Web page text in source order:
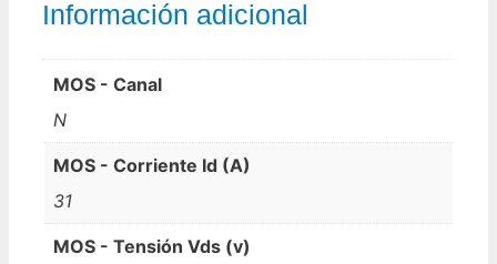
Información adicional
MOS - Canal
N
MOS - Corriente Id (A)
31
MOS - Tensión Vds (v)